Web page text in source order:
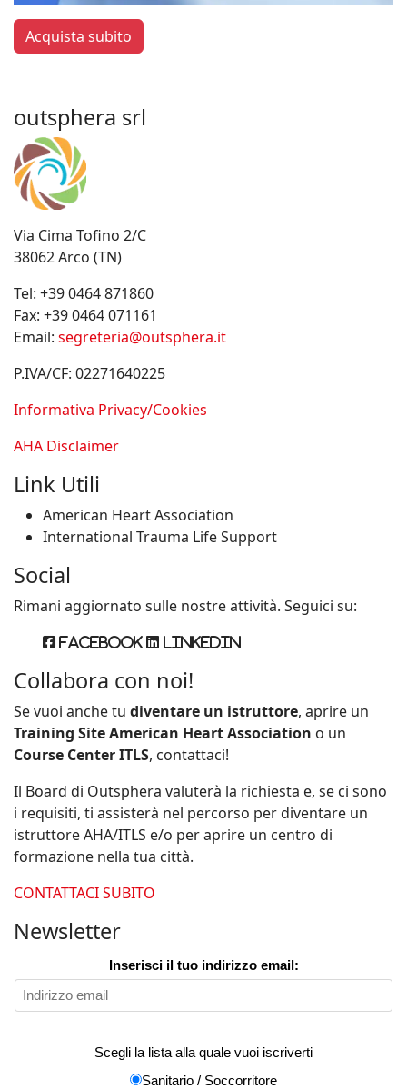
Acquista subito
outsphera srl
Via Cima Tofino 2/C
38062 Arco (TN)
Tel: +39 0464 871860
Fax: +39 0464 071161
Email: segreteria@outsphera.it
P.IVA/CF: 02271640225
Informativa Privacy/Cookies
AHA Disclaimer
Link Utili
American Heart Association
International Trauma Life Support
Social
Rimani aggiornato sulle nostre attività. Seguici su:
Facebook Linkedin
Collabora con noi!
Se vuoi anche tu diventare un istruttore, aprire un
Training Site American Heart Association o un
Course Center ITLS, contattaci!
Il Board di Outsphera valuterà la richiesta e, se ci sono
i requisiti, ti assisterà nel percorso per diventare un
istruttore AHA/ITLS e/o per aprire un centro di
formazione nella tua città.
CONTATTACI SUBITO
Newsletter
Inserisci il tuo indirizzo email:
Scegli la lista alla quale vuoi iscriverti
Sanitario / Soccorritore